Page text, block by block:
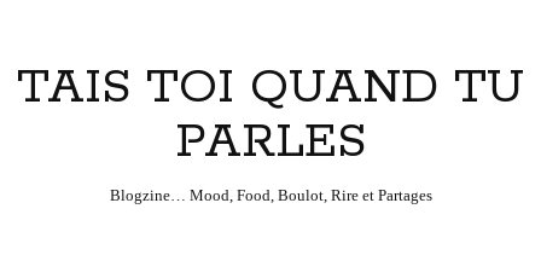
TAIS TOI QUAND TU
PARLES
Blogzine… Mood, Food, Boulot, Rire et Partages